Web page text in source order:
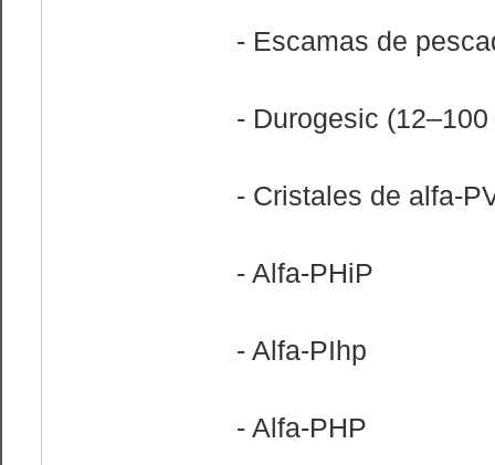
- Escamas de
- Durogesic (12–100
- Cristales de alfa-
- Alfa-PHiP
- Alfa-PIhp
- Alfa-PHP